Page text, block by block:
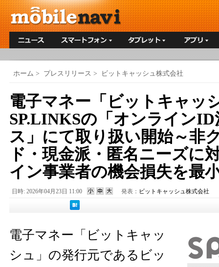
ホーム > プレスリリース > ビットキャッシュ株式会社
電子マネー「ビットキャッ
SP.LINKSの「オンライン
ス」にて取り扱い開始～非
ド・現金派・匿名ニーズに
イン事業者の機会損失を最
日時: 2026年04月23日 11:00 発表： ビットキャッシュ株式会社
電子マネー「ビットキャッ
シュ」の発行元であるビッ